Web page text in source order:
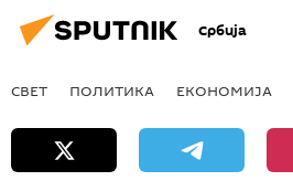
Србија
СВЕТ ПОЛИТИКА ЕКОНОМИЈА